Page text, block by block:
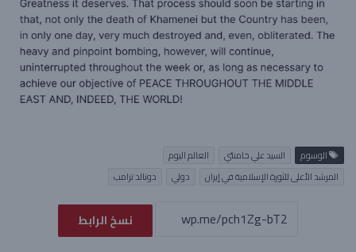
الوسوم السيد علي خامنئي
العالم اليوم
المرشد الأعلى للثورة الإسلامية في إيران
دولي دونالد ترامب
نسخ الرابط